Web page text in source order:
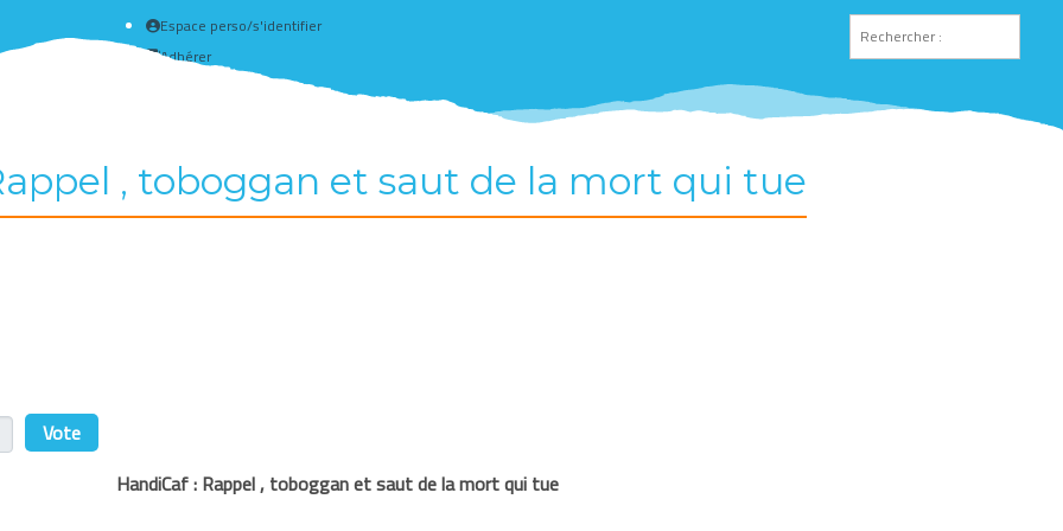
Espace perso/s'identifier
Adhérer
Créer un compte
, toboggan et saut de la mort qui tue
HandiCaf:Rappel , toboggan et saut de la mort qui tue